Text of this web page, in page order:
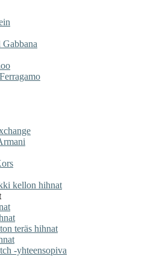
kellon hihnat
teräs hihnat
-yhteensopiva